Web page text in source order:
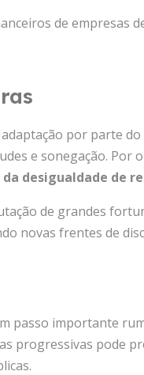
de empresas
por parte
e sonegação. Por
da desigualdade de
de grandes
novas frentes de
passo importante
progressivas pode